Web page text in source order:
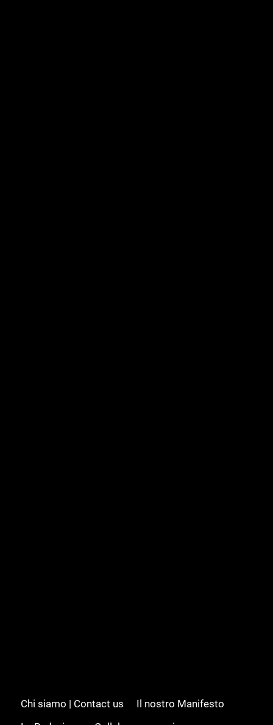
Chi siamo | Contact us
Il nostro Manifesto